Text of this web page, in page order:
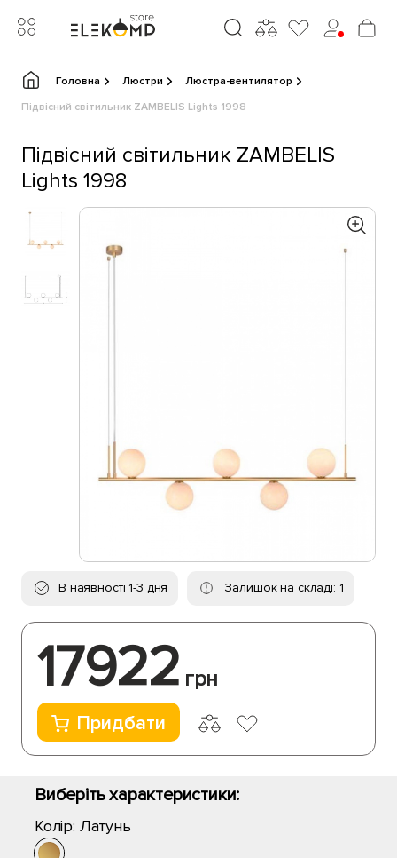
Головна Люстри
Люстра-вентилятор
Підвісний світильник ZAMBELIS Lights 1998
Підвісний світильник ZAMBELIS
Lights 1998
В наявності 1-3 дня Залишок на складі: 1
17922 грн
Придбати
Виберіть характеристики:
Колір: Латунь